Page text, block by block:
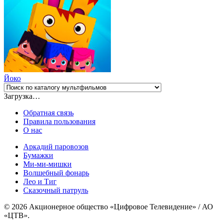
Йоко
Загрузка…
Обратная связь
Правила пользования
О нас
Аркадий паровозов
Бумажки
Ми-ми-мишки
Волшебный фонарь
Лео и Тиг
Сказочный патруль
© 2026 Акционерное общество «Цифровое Телевидение» / АО
«ЦТВ».